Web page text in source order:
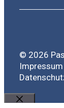
© 2026
Impressum